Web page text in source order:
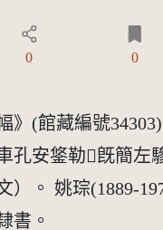
TW +)
0 0
》(館藏編號
孔安鋚勒𩡧旣簡
）。 姚琮(1889-
書。